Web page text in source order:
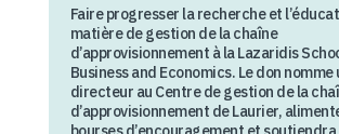
Faire progresser la recherche et
matière de gestion de la chaîne
d’approvisionnement à la Lazaridis
Business and Economics. Le don nomme
directeur au Centre de gestion de la
d’approvisionnement de Laurier,